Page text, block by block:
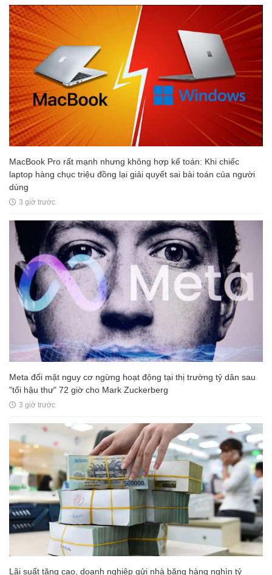
MacBook Pro rất mạnh nhưng không hợp kế toán: Khi chiếc
laptop hàng chục triệu đồng lại giải quyết sai bài toán của người
dùng
3 giờ trước
Meta đối mặt nguy cơ ngừng hoạt động tại thị trường tỷ dân sau
"tối hậu thư" 72 giờ cho Mark Zuckerberg
3 giờ trước
Lãi suất tăng cao, doanh nghiệp gửi nhà băng hàng nghìn tỷ